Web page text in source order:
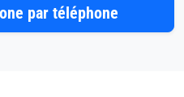
par téléphone